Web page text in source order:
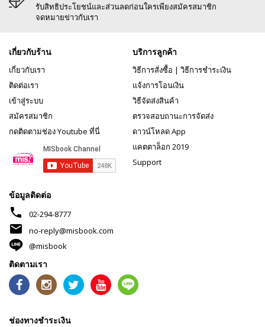
รับสิทธิประโยชน์และส่วนลดก่อนใครเพียงสมัครสมาชิก
จดหมายข่าวกับเรา
เกี่ยวกับร้าน
เกี่ยวกับเรา
ติดต่อเรา
เข้าสู่ระบบ
สมัครสมาชิก
กดติดตามช่อง Youtube ที่นี่
บริการลูกค้า
วิธีการสั่งซื้อ | วิธีการชำระเงิน
แจ้งการโอนเงิน
วิธีจัดส่งสินค้า
ตรวจสอบถานะการจัดส่ง
ดาวน์โหลด App
แคตตาล็อก 2019
Support
ข้อมูลติดต่อ
phone 02-294-8777
mail
no-reply@misbook.com
@misbook
ติดตามเรา
ช่องทางชำระเงิน